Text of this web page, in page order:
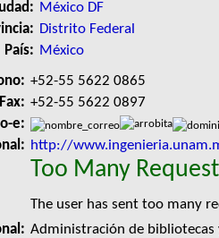
México DF
Distrito Federal
País: México
+52-55 5622 0865
Fax: +52-55 5622 0897
e:
http://
Too Many
The user has sent too many
Administración de